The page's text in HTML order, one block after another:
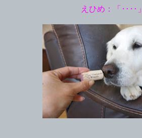
えひめ：「‥‥」